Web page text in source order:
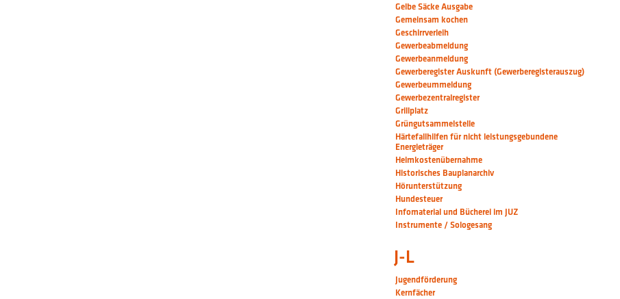
Gelbe Säcke Ausgabe
Gemeinsam kochen
Geschirrverleih
Gewerbeabmeldung
Gewerbeanmeldung
Gewerberegister Auskunft (Gewerberegisterauszug)
Gewerbeummeldung
Gewerbezentralregister
Grillplatz
Grüngutsammelstelle
Härtefallhilfen für nicht leistungsgebundene
Energieträger
Heimkostenübernahme
Historisches Bauplanarchiv
Hörunterstützung
Hundesteuer
Infomaterial und Bücherei im JUZ
Instrumente / Sologesang
J-L
Jugendförderung
Kernfächer